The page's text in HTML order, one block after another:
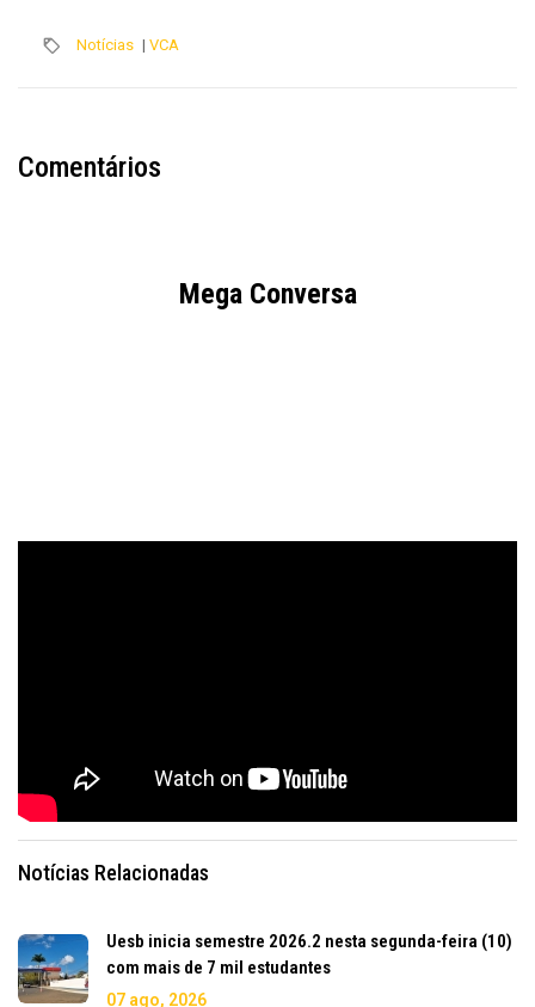
Notícias | VCA
Comentários
Mega Conversa
Notícias Relacionadas
Uesb inicia semestre 2026.2 nesta segunda-feira (10)
com mais de 7 mil estudantes
07 ago, 2026